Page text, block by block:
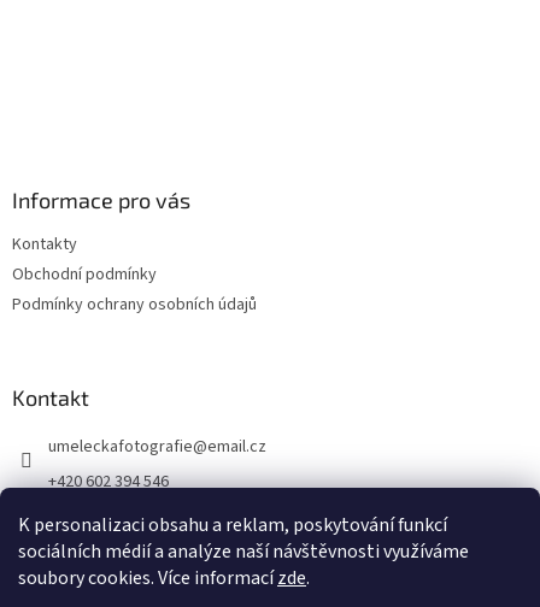
K personalizaci obsahu a reklam, poskytování funkcí
sociálních médií a analýze naší návštěvnosti využíváme
soubory cookies. Více informacízde.
Informace pro vás
Kontakty
Obchodní podmínky
Podmínky ochrany osobních údajů
Kontakt
umeleckafotografie@email.cz
+420 602 394 546
Facebook